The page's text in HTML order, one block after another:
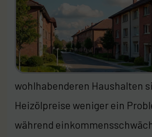
wohlhabenderen Haushalten
Heizölpreise weniger ein
während